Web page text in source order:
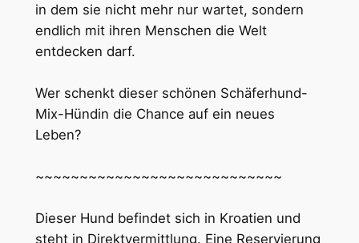
in dem sie nicht mehr nur wartet, sondern
endlich mit ihren Menschen die Welt
entdecken darf.
Wer schenkt dieser schönen Schäferhund-
Mix-Hündin die Chance auf ein neues
Leben?
~~~~~~~~~~~~~~~~~~~~~~~~~~~~
Dieser Hund befindet sich in Kroatien und
steht in Direktvermittlung. Eine Reservierung